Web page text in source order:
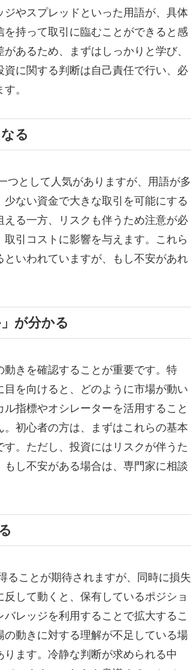
やスプレッドといった用語が、具体
持って取引に臨むことができると感
あるため、まずはしっかりと学び、
に関する判断は自己責任で行い、必
。
る
つとして人気がありますが、用語が多
ない資金で大きな取引を可能にする
る一方、リスクも伴うため注意が必
引コストに影響を与えます。これら
いわれていますが、もし不安があれ
が分かる
きを確認することが重要です。特
を向けると、どのように市場が動い
指標やオシレーターを活用すること
初心者の方は、まずはこれらの基本
。ただし、投資にはリスクが伴うた
し不安がある場合は、専門家に相談
ることが期待されますが、同時に損失
して動くと、保有しているポジショ
レッジを利用することで拡大するこ
動きに対する理解が不足している場
ます。冷静な判断が求められる中